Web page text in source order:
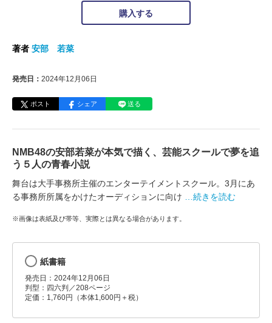
購入する
著者 安部 若菜
発売日： 2024年12月06日
ポスト シェア 送る
NMB48の安部若菜が本気で描く、芸能スクールで夢を追
う５人の青春小説
舞台は大手事務所主催のエンターテイメントスクール。3月にあ
る事務所所属をかけたオーディションに向け
…続きを読む
※画像は表紙及び帯等、実際とは異なる場合があります。
紙書籍
発売日：2024年12月06日
判型：四六判／208ページ
定価：1,760円（本体1,600円＋税）